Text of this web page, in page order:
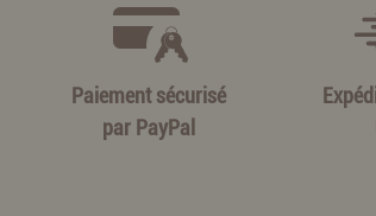
Paiement sécurisé
par PayPal